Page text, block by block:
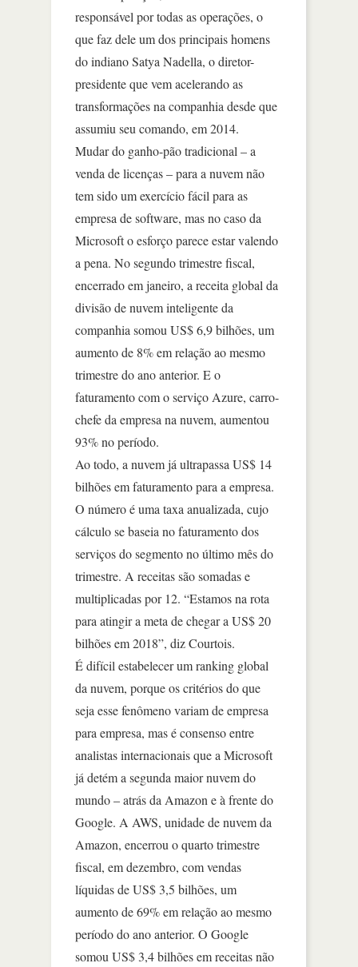
responsável por todas as operações, o
que faz dele um dos principais homens
do indiano Satya Nadella, o diretor-
presidente que vem acelerando as
transformações na companhia desde que
assumiu seu comando, em 2014.
Mudar do ganho-pão tradicional – a
venda de licenças – para a nuvem não
tem sido um exercício fácil para as
empresa de software, mas no caso da
Microsoft o esforço parece estar valendo
a pena. No segundo trimestre fiscal,
encerrado em janeiro, a receita global da
divisão de nuvem inteligente da
companhia somou US$ 6,9 bilhões, um
aumento de 8% em relação ao mesmo
trimestre do ano anterior. E o
faturamento com o serviço Azure, carro-
chefe da empresa na nuvem, aumentou
93% no período.
Ao todo, a nuvem já ultrapassa US$ 14
bilhões em faturamento para a empresa.
O número é uma taxa anualizada, cujo
cálculo se baseia no faturamento dos
serviços do segmento no último mês do
trimestre. A receitas são somadas e
multiplicadas por 12. “Estamos na rota
para atingir a meta de chegar a US$ 20
bilhões em 2018”, diz Courtois.
É difícil estabelecer um ranking global
da nuvem, porque os critérios do que
seja esse fenômeno variam de empresa
para empresa, mas é consenso entre
analistas internacionais que a Microsoft
já detém a segunda maior nuvem do
mundo – atrás da Amazon e à frente do
Google. A AWS, unidade de nuvem da
Amazon, encerrou o quarto trimestre
fiscal, em dezembro, com vendas
líquidas de US$ 3,5 bilhões, um
aumento de 69% em relação ao mesmo
período do ano anterior. O Google
somou US$ 3,4 bilhões em receitas não